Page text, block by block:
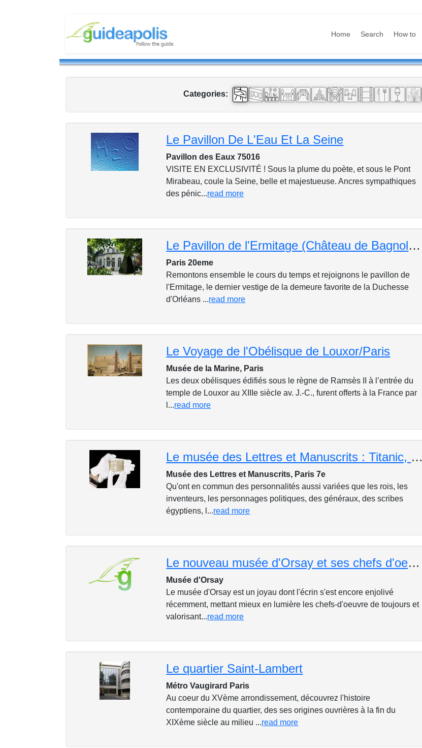
Home Search How to
Categories:
Le Pavillon De L'Eau Et La Seine
Pavillon des Eaux 75016
VISITE EN EXCLUSIVITÉ ! Sous la plume du poète, et sous le Pont
Mirabeau, coule la Seine, belle et majestueuse. Ancres sympathiques
des pénic...read more
Le Pavillon de l'Ermitage (Château de Bagnolet) visite exceptionnelle!
Paris 20eme
Remontons ensemble le cours du temps et rejoignons le pavillon de
l'Ermitage, le dernier vestige de la demeure favorite de la Duchesse
d'Orléans ...read more
Le Voyage de l'Obélisque de Louxor/Paris
Musée de la Marine, Paris
Les deux obélisques édifiés sous le règne de Ramsès II à l’entrée du
temple de Louxor au XIIIe siècle av. J.-C., furent offerts à la France par
l...read more
Le musée des Lettres et Manuscrits : Titanic, Catherine de Médicis, Louis XVI, Mozart, Einstein, ...
Musée des Lettres et Manuscrits, Paris 7e
Qu'ont en commun des personnalités aussi variées que les rois, les
inventeurs, les personnages politiques, des généraux, des scribes
égyptiens, l...read more
Le nouveau musée d'Orsay et ses chefs d'oeuvre
Musée d'Orsay
Le musée d'Orsay est un joyau dont l'écrin s'est encore enjolivé
récemment, mettant mieux en lumière les chefs-d'oeuvre de toujours et
valorisant...read more
Le quartier Saint-Lambert
Métro Vaugirard Paris
Au coeur du XVème arrondissement, découvrez l'histoire
contemporaine du quartier, des ses origines ouvrières à la fin du
XIXème siècle au milieu ...read more